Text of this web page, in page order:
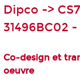
Dipco ->
31496BC02 -
Co-design et
oeuvre